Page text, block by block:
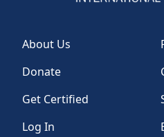
About Us
Donate
Get Certified
Log In